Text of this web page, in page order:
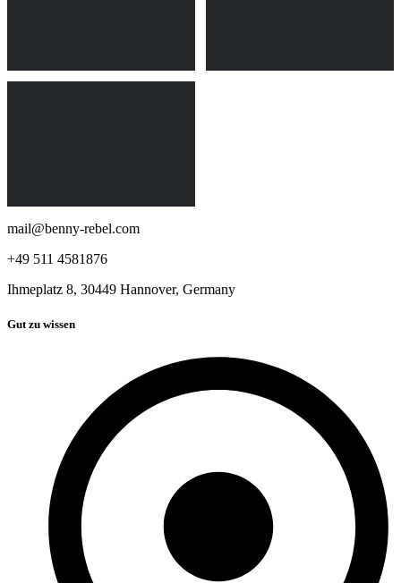
mail@benny-rebel.com
+49 511 4581876
Ihmeplatz 8, 30449 Hannover, Germany
Gut zu wissen